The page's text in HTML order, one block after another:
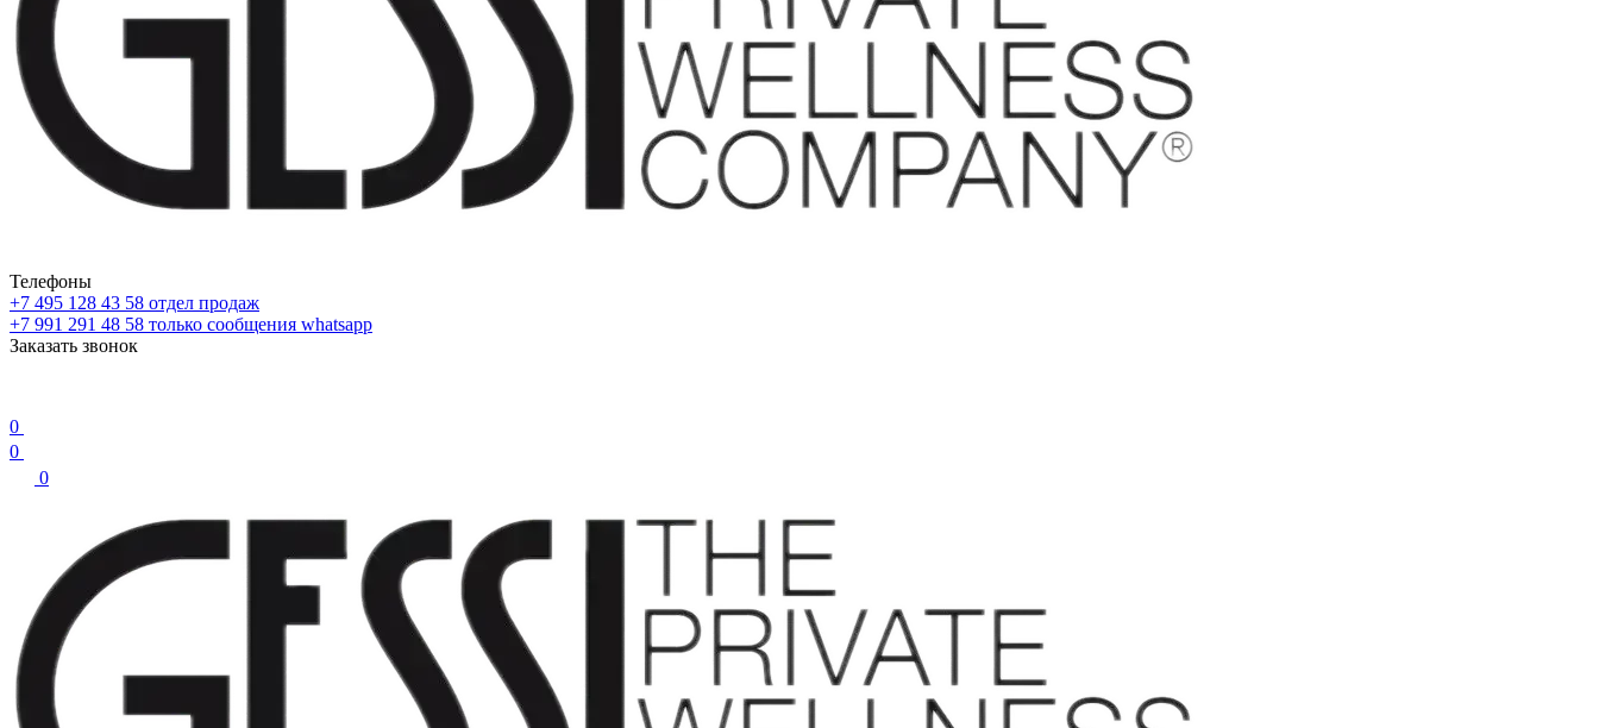
Телефоны
+7 495 128 43 58 отдел продаж
+7 991 291 48 58 только сообщения whatsapp
Заказать звонок
0
0
0